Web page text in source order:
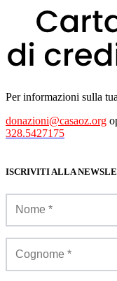
Per informazioni sulla
donazioni@casaoz.org
328.5427175
ISCRIVITI ALLA